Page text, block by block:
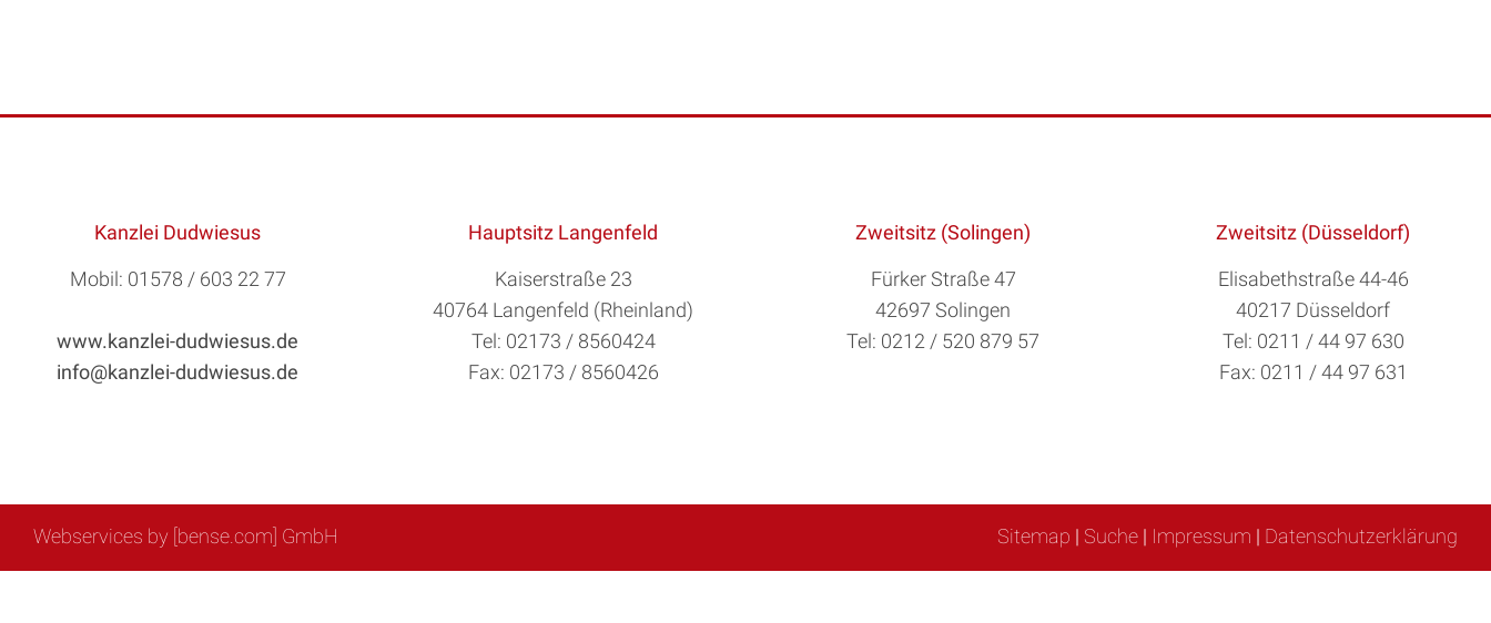
Kanzlei Dudwiesus
Mobil: 01578 / 603 22 77
www.kanzlei-dudwiesus.de
info@kanzlei-dudwiesus.de
Hauptsitz Langenfeld
Kaiserstraße 23
40764 Langenfeld (Rheinland)
Tel: 02173 / 8560424
Fax: 02173 / 8560426
Zweitsitz (Solingen)
Fürker Straße 47
42697 Solingen
Tel: 0212 / 520 879 57
Zweitsitz (Düsseldorf)
Elisabethstraße 44-46
40217 Düsseldorf
Tel: 0211 / 44 97 630
Fax: 0211 / 44 97 631
Webservices by [bense.com] GmbH Sitemap | Suche | Impressum | Datenschutzerklärung